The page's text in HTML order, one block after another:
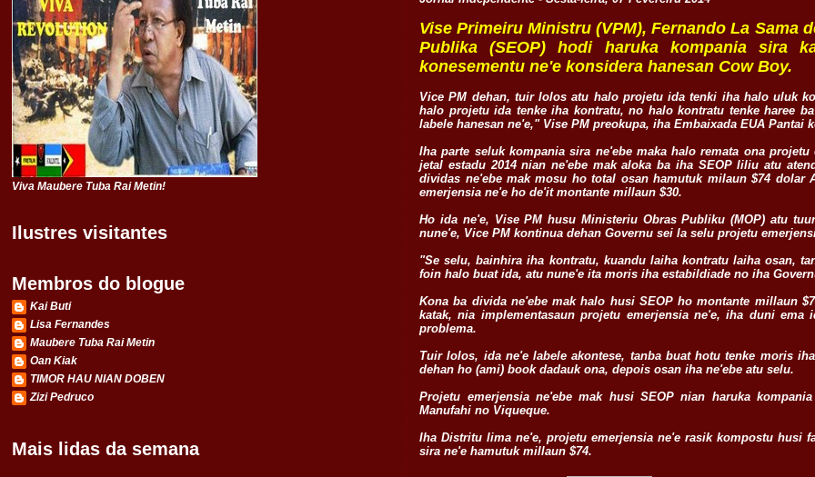
Vise Primeiru Ministru (VPM), Fernando La Sama
Publika (SEOP) hodi haruka kompania sira
konesementu ne'e konsidera hanesan Cow Boy.
Vice PM dehan, tuir lolos atu halo projetu ida tenki iha halo uluk
halo projetu ida tenke iha kontratu, no halo kontratu tenke haree
labele hanesan ne'e," Vise PM preokupa, iha Embaixada EUA Pantai
Iha parte seluk kompania sira ne'ebe maka halo remata ona
jetal estadu 2014 nian ne'ebe mak aloka ba iha SEOP liliu atu
dividas ne'ebe mak mosu ho total osan hamutuk milaun $74 dolar
emerjensia ne'e ho de'it montante millaun $30.
Ho ida ne'e, Vise PM husu Ministeriu Obras Publiku (MOP) atu
nune'e, Vice PM kontinua dehan Governu sei la selu projetu
"Se selu, bainhira iha kontratu, kuandu laiha kontratu laiha osan,
foin halo buat ida, atu nune'e ita moris iha estabildiade no iha
Kona ba divida ne'ebe mak halo husi SEOP ho montante millaun
katak, nia implementasaun projetu emerjensia ne'e, iha duni
problema.
Tuir lolos, ida ne'e labele akontese, tanba buat hotu tenke moris
dehan ho (ami) book dadauk ona, depois osan iha ne'ebe atu selu.
Projetu emerjensia ne'ebe mak husi SEOP nian haruka
Manufahi no Viqueque.
Iha Distritu lima ne'e, projetu emerjensia ne'e rasik kompostu husi
sira ne'e hamutuk millaun $74.
Viva Maubere Tuba Rai Metin!
Ilustres visitantes
Membros do blogue
Kai Buti
Lisa Fernandes
Maubere Tuba Rai Metin
Oan Kiak
TIMOR HAU NIAN DOBEN
Zizi Pedruco
Mais lidas da semana